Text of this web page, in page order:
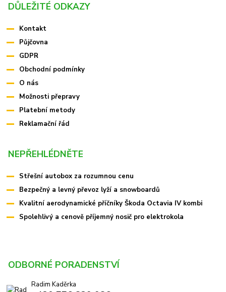
DŮLEŽITÉ ODKAZY
Kontakt
Půjčovna
GDPR
Obchodní podmínky
O nás
Možnosti přepravy
Platební metody
Reklamační řád
NEPŘEHLÉDNĚTE
Střešní autobox za rozumnou cenu
Bezpečný a levný převoz lyží a snowboardů
Kvalitní aerodynamické příčníky Škoda Octavia IV kombi
Spolehlivý a cenově příjemný nosič pro elektrokola
ODBORNÉ PORADENSTVÍ
Radim Kaděrka